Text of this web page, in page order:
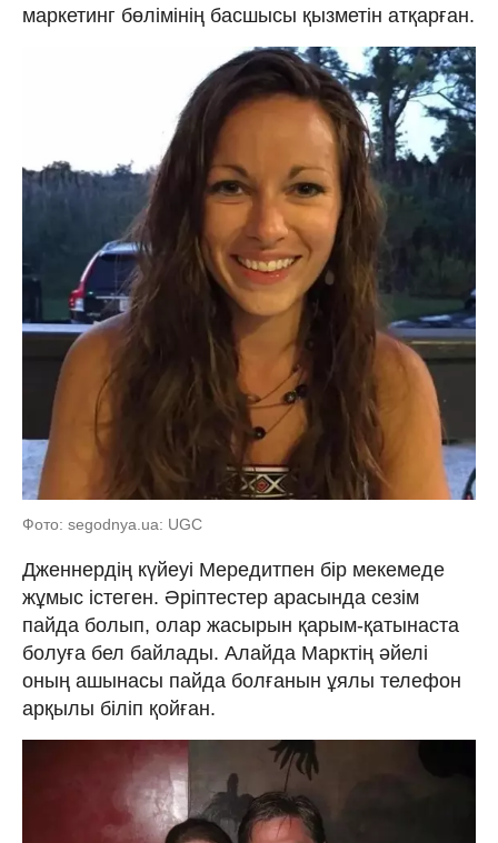
маркетинг бөлімінің басшысы қызметін атқарған.
Фото: segodnya.ua: UGC
Дженнердің күйеуі Мередитпен бір мекемеде
жұмыс істеген. Әріптестер арасында сезім
пайда болып, олар жасырын қарым-қатынаста
болуға бел байлады. Алайда Марктің әйелі
оның ашынасы пайда болғанын ұялы телефон
арқылы біліп қойған.